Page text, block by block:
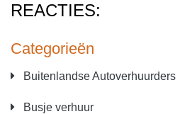
Categorieën
Buitenlandse Autoverhuurders
Busje verhuur
REACTIES: